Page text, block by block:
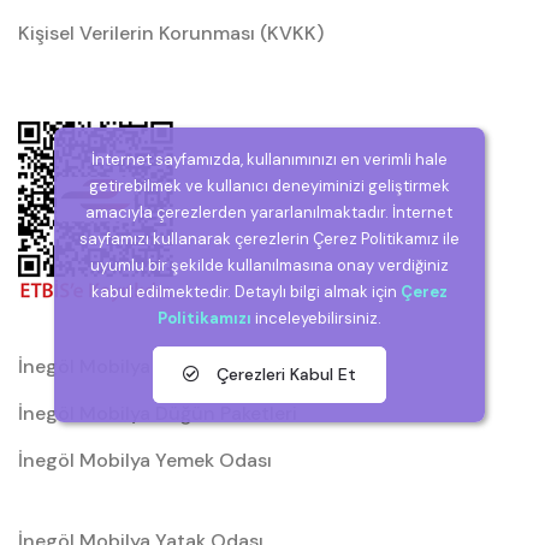
Kişisel Verilerin Korunması (KVKK)
İnegöl Mobilya
İnegöl Mobilya Düğün Paketleri
İnegöl Mobilya Yemek Odası
İnternet sayfamızda, kullanımınızı en verimli hale
getirebilmek ve kullanıcı deneyiminizi geliştirmek
amacıyla çerezlerden yararlanılmaktadır. İnternet
sayfamızı kullanarak çerezlerin Çerez Politikamız ile
uyumlu bir şekilde kullanılmasına onay verdiğiniz
kabul edilmektedir. Detaylı bilgi almak için Çerez
Politikamızı inceleyebilirsiniz.
Çerezleri Kabul Et